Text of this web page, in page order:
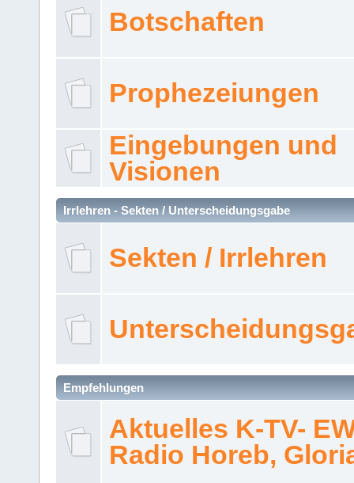
Botschaften
Prophezeiungen
Eingebungen und
Visionen
Irrlehren - Sekten / Unterscheidungsgabe
Sekten / Irrlehren
Empfehlungen
Aktuelles K-TV-
Radio Horeb,